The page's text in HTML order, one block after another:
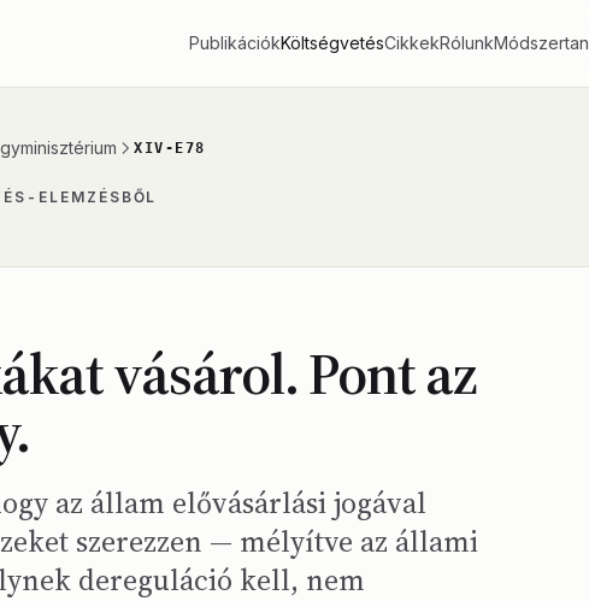
PublikációkKöltségvetésCikkekRólunkMódszertan
XIV-E78
ELEMZÉSBŐL
vásárol. Pont az
az állam elővásárlási jogával
szerezzen — mélyítve az állami
dereguláció kell, nem